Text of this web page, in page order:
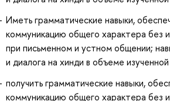
Иметь грамматические навыки,
коммуникацию общего характера без
при письменном и устном общении;
и диалога на хинди в объеме
получить грамматические навыки,
коммуникацию общего характера без